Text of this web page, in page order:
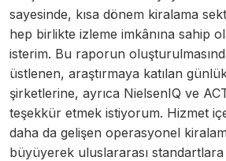
sayesinde, kısa dönem kiralama
hep birlikte izleme imkânına sahip
isterim. Bu raporun
üstlenen, araştırmaya katılan
şirketlerine, ayrıca NielsenIQ ve
teşekkür etmek istiyorum. Hizmet
daha da gelişen operasyonel
büyüyerek uluslararası